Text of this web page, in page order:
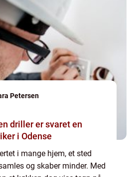
Petersen
driller er svaret en
i Odense
i mange hjem, et sted
og skaber minder. Med